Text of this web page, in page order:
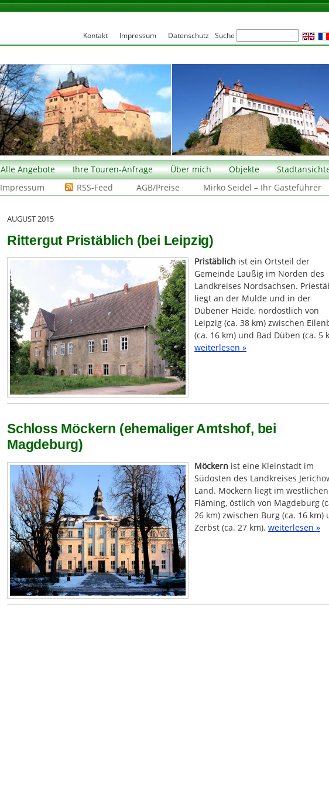
Alle Angebote Ihre Touren-Anfrage Über mich Objekte
Impressum RSS-Feed AGB/Preise Mirko Seidel – Ihr Gästeführer
AUGUST 2015
Rittergut Pristäblich (bei Leipzig)
Pristäblich ist ein Ortsteil der
Gemeinde Laußig im Norden des
Landkreises Nordsachsen.
liegt an der Mulde und in der
Dübener Heide, nordöstlich von
Leipzig (ca. 38 km) zwischen
(ca. 16 km) und Bad Düben (ca. 5
weiterlesen »
Schloss Möckern (ehemaliger Amtshof, bei
Magdeburg)
Möckern ist eine Kleinstadt im
Südosten des Landkreises
Land. Möckern liegt im westlichen
Fläming, östlich von Magdeburg
26 km) zwischen Burg (ca. 16 km)
Zerbst (ca. 27 km). weiterlesen »
Kontakt Impressum Datenschutz Suche